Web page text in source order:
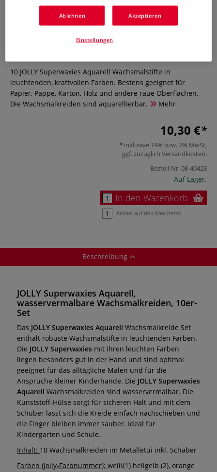
JOLLY Superwaxies Aquarell,
wasservermalbare
Wachsmalkreiden
10 JOLLY Superwaxies Aquarell Wachsmalstifte in
leuchtenden, kraftvollen Farben. Bestens geeignet für
Papier, Pappe, Karton, Holz und andere raue Oberflächen.
Die Wachsmalkreiden sind aquarellierbar.
Mehr
10,30 €
inklusive 19% bzw. 7% MwSt,
ggf. zuzüglich Versandkosten.
Bestell-Nr.08-40428
Auf Lager.
In den Warenkorb
Artikel auf den Merkzettel
Beschreibung
JOLLY Superwaxies Aquarell,
wasservermalbare Wachsmalkreiden, 10er-
Set
Das JOLLY Superwaxies Aquarell Wachsmalkreide Set
enthält robuste Wachsmalstifte in leuchtenden Farben.
Die JOLLY Superwaxies mit ihren leuchten Farben
liegen besonders gut in der Hand und sind optimal
geeignet für das alltägliche Malen und für die
Ansprüche kleiner Kinderhände. Die JOLLY Superwaxies
Aquarell Wachsmalkreiden sind wasservermalbar. Die
Kunststoff-Hülse sorgt für sicheren Halt und mit dem
Schuber lässt sich die Kreide einfach nachschieben und
die Finger bleiben immer sauber. Ideal für
Kindergarten und Schule.
Inhalt: 10 Wachsmalkreiden im Metalletui inkl. Schaber
Farben (Jolly-Farbnummer): weiß(1) hellgelb (2), orange
Ablehnen Akzeptieren
Einstellungen